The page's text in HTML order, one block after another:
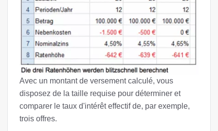
Avec un montant de versement calculé, vous
disposez de la taille requise pour déterminer et
comparer le taux d'intérêt effectif de, par exemple,
trois offres.